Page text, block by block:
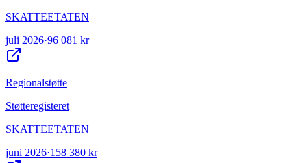
SKATTEETATEN
juli 2026·96 081 kr
Regionalstøtte
Støtteregisteret
SKATTEETATEN
juni 2026·158 380 kr